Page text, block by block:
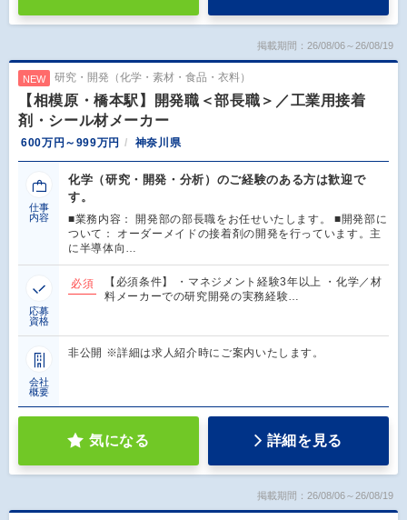
掲載期間：26/08/06～26/08/19
NEW 研究・開発（化学・素材・食品・衣料）
【相模原・橋本駅】開発職＜部長職＞／工業用接着
剤・シール材メーカー
600万円～999万円 神奈川県
仕事
内容
化学（研究・開発・分析）のご経験のある方は歓迎で
す。
■業務内容： 開発部の部長職をお任せいたします。 ■開発部に
ついて： オーダーメイドの接着剤の開発を行っています。主
に半導体向…
応募
資格
必須
【必須条件】 ・マネジメント経験3年以上 ・化学／材
料メーカーでの研究開発の実務経験…
会社
概要
非公開 ※詳細は求人紹介時にご案内いたします。
気になる 詳細を見る
掲載期間：26/08/06～26/08/19